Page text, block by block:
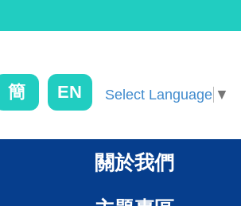
簡 EN Select Language ▼
關於我們